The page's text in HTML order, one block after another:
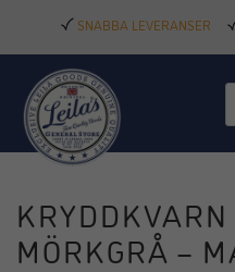
SNABBA LEVERANSER
KRYDDKVARN
MÖRKGRÅ –